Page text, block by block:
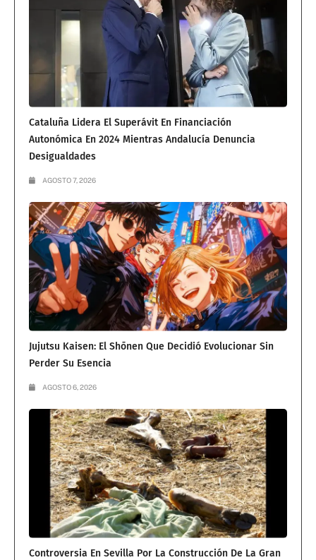
Cataluña Lidera El Superávit En Financiación
Autonómica En 2024 Mientras Andalucía Denuncia
Desigualdades
AGOSTO 7, 2026
Jujutsu Kaisen: El Shōnen Que Decidió Evolucionar Sin
Perder Su Esencia
AGOSTO 6, 2026
Controversia En Sevilla Por La Construcción De La Gran